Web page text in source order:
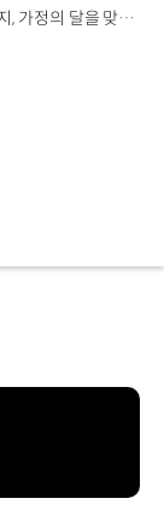
기아가 지난달 7일부터 23일까지, 가정의 달을 맞아 포용 프로그램 ‘May I?’를 운영했습니다. ‘May I?’는 구성원의 다양한 가족과 돌봄의 모습을 살펴보면서, 일과 가족의 의미를 다시 한번 생각해 보기 위해 마련됐는데요. 부모님 노후 준비, 자녀 육아, 가족 간 대화법 등 다양한 고민을 주제로 한 세션이 진행됐습니다. 박재연 소장 / 리플러스인간연구소일하는 것만큼이나 개인의 삶에서 가족 간의 관계가 차지하고 있는 비중이 얼마나 큰지, 조직 안에서도 얼마나 시너지를 좀 더 내고 싶어 하는지를 볼 수 있는 시간이었습니다. 최민준 소장 / 자라다 남아미술연구소‘많은 고민들을 안고 계시는구나’라는 생각이 들었고요. 또 한편으로는 회사가 전반적으로 복지에 신경을 많이 써주시는 것 같은 좋은 인상을 받았습니다. 워킹대디를 위한 세션에서는 자녀 동반 프로그램도 마련돼 큰 호응을 얻었습니다. 김석영 책임매니저 / 기아 특수상품기획팀아빠의 양육과 돌봄에 대해 다시 한번 생각할 수 있는 계기가 되었고요. 어떤 어려움이 있어도 언제든 믿음직하게 기댈 수 있는 아빠가 되고 싶다는 생각을 하고 있습니다. 황지안 어린이 / 프로그램 참여자 자녀 오늘 아빠랑 함께 한 프로그램 재미있었습니다. 이런 프로그램을 준비해 주셔서 감사합니다. 엄청 재밌었어요. 기아는 앞으로도 건강한 일과 삶을 존중하는 포용의 노력을 이어 나갈 계획입니다.